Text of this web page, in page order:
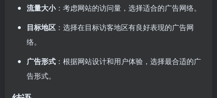
流量大小：考虑网站的访问量，选择适合的广告网络。
目标地区 ：选择在目标访客地区有良好表现的广告网
络。
广告形式 ：根据网站设计和用户体验，选择最合适的广
告形式。